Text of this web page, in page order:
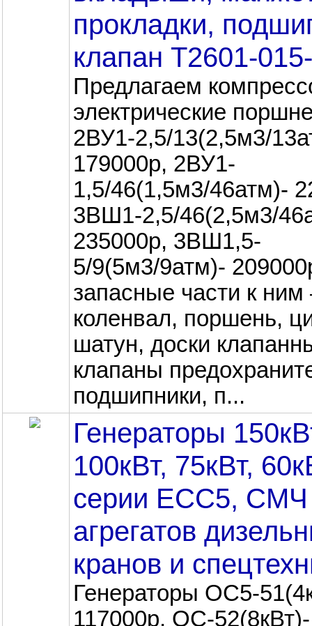
прокладки,
клапан Т2601-
Предлагаем
электрические
2ВУ1-2,5/13(2,5м3/
179000р, 2ВУ1-
1,5/46(1,5м3/46атм)-
3ВШ1-2,5/46(2,5м3/
235000р, 3ВШ1,5-
5/9(5м3/9атм)-
запасные части к ним
коленвал, поршень,
шатун, доски
клапаны
подшипники, п...
Генераторы
100кВт, 75кВт,
серии ЕСС5, СМЧ
агрегатов
кранов и
Генераторы ОС5-
117000р, ОС-52(8кВт)-